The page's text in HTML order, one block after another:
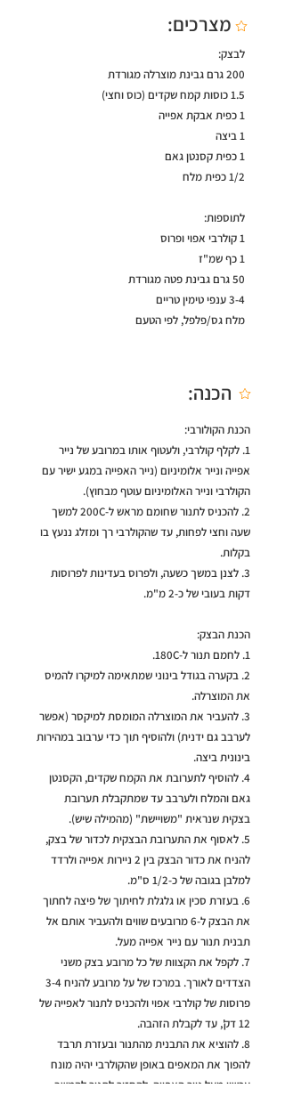
מצרכים:
לבצק:
200 גרם גבינת מוצרלה מגורדת
1.5 כוסות קמח שקדים (כוס וחצי)
1 כפית אבקת אפייה
1 ביצה
1 כפית קסנטן גאם
1/2 כפית מלח
לתוספות:
1 קולרבי אפוי ופרוס
1 כף שמ"ז
50 גרם גבינת פטה מגורדת
3-4 ענפי טימין טריים
מלח גס/פלפל, לפי הטעם
הכנה:
הכנת הקולורבי:
1. לקלף קולרבי, ולעטוף אותו במרובע של נייר
אפייה ונייר אלומיניום (נייר האפייה במגע ישיר עם
הקולרבי ונייר האלומיניום עוטף מבחוץ).
2. להכניס לתנור שחומם מראש ל-200C למשך
שעה וחצי לפחות, עד שהקולרבי רך ומזלג ננעץ בו
בקלות.
3. לצנן במשך כשעה, ולפרוס בעדינות לפרוסות
דקות בעובי של כ-2 מ"מ.
הכנת הבצק:
1. לחמם תנור ל-180C.
2. בקערה בגודל בינוני שמתאימה למיקרו להמיס
את המוצרלה.
3. להעביר את המוצרלה המומסת למיקסר (אפשר
לערבב גם ידנית) ולהוסיף תוך כדי ערבוב במהירות
בינונית ביצה.
4. להוסיף לתערובת את הקמח שקדים, הקסנטן
גאם והמלח ולערבב עד שמתקבלת תערובת
בצקית שנראית "משויישת" (מהמילה שיש).
5. לאסוף את התערובת הבצקית לכדור של בצק,
להניח את כדור הבצק בין 2 ניירות אפייה ולרדד
למלבן בגובה של כ-1/2 ס"מ.
6. בעזרת סכין או גלגלת לחיתוך של פיצה לחתוך
את הבצק ל-6 מרובעים שווים ולהעביר אותם אל
תבנית תנור עם נייר אפייה מעל.
7. לקפל את הקצוות של כל מרובע בצק משני
הצדדים לאורך. במרכז של על מרובע להניח 3-4
פרוסות של קולרבי אפוי ולהכניס לתנור לאפייה של
12 דק', עד לקבלת הזהבה.
8. להוציא את התבנית מהתנור ובעזרת תרבד
להפוך את המאפים באופן שהקולרבי יהיה מונח
עכשיו מעל נייר האפייה. להחזיר לתנור להמשך